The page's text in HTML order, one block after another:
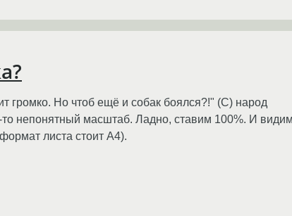
громко. Но чтоб ещё и собак боялся?!" (С) народ
непонятный масштаб. Ладно, ставим 100%. И
листа стоит А4).